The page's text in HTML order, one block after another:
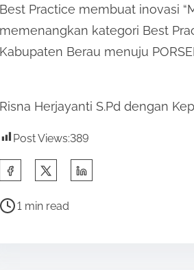
Best Practice membuat inovasi
memenangkan kategori Best
Kabupaten Berau menuju
Risna Herjayanti S.Pd dengan
Post Views:389
a
P
1 min read